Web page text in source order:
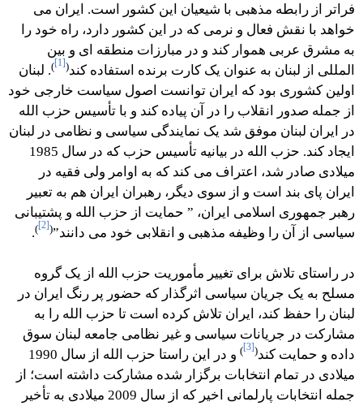
فراتر از رابطه مذهبی با شیعیان این کشور است. ایران می
خواهد با نقش فعال و نرمی که در این کشور دارد، راه خود را
به مشرق عربی هموار کند و در مبارزات منطقه ای و بین
المللی از لبنان به عنوان یک کارت برنده استفاده کند(
[1]
). لبنان
اولین کشوری بود که ایران توانست اصول سیاست خارجی خود
از جمله صدور انقلاب را در آن پیاده کند و با تأسیس حزب الله
در ایران لبنان موفق شد یک نمایندگی سیاسی و نظامی در لبنان
ایجاد کند. حزب الله در بیانیه تأسیس حزب که در سال 1985
میلادی صادر شد، اعتراف می کند که به اوامر ولی فقیه در
ایران پای بند است و از سوی دیگر، رهبران ایران هم به تعبیر
رهبر جمهوری اسلامی ایران، ” حمایت از حزب الله و پشتیبانی
سیاسی از آن را وظیفه مذهبی و انقلابی خود می دانند”(
[2]
)
.
‏در راستای تلاش برای تغییر مأموریت حزب الله از یک گروه
مسلح به یک جریان سیاسی اثرگذار که حضور پر رنگ ایران در
لبنان را حفظ کند، ایران تلاش کرده است تا حزب الله را به
مشارکت در جریانات سیاسی و غیر نظامی جامعه لبنان سوق
داده و حمایت کند(
[3]
)
و در این راستا حزب الله از سال 1990
میلادی در تمام انتخابات برگزار شده مشارکت داشته است؛ از
جمله انتخابات پارلمانی اخیر که از سال 2009 میلادی به تأخیر